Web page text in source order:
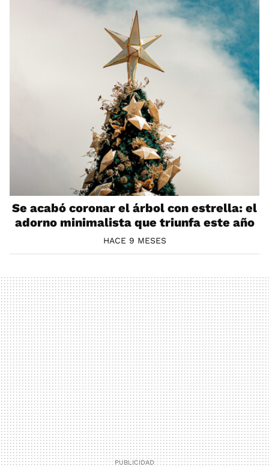
Se acabó coronar el árbol con estrella: el
adorno minimalista que triunfa este año
HACE 9 MESES